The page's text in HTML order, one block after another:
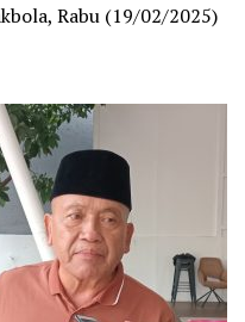
Rabu (19/02/2025)